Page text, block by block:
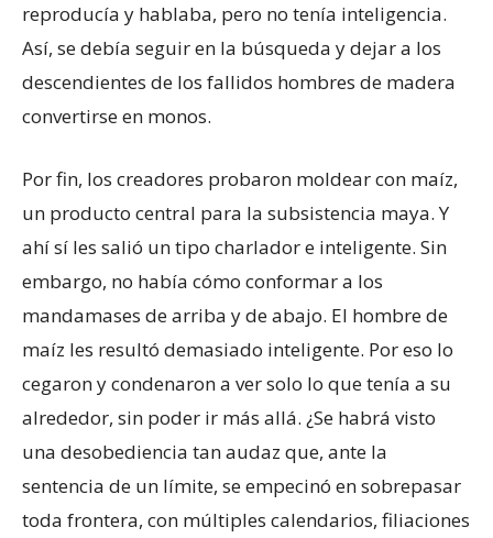
reproducía y hablaba, pero no tenía inteligencia.
Así, se debía seguir en la búsqueda y dejar a los
descendientes de los fallidos hombres de madera
convertirse en monos.
Por fin, los creadores probaron moldear con maíz,
un producto central para la subsistencia maya. Y
ahí sí les salió un tipo charlador e inteligente. Sin
embargo, no había cómo conformar a los
mandamases de arriba y de abajo. El hombre de
maíz les resultó demasiado inteligente. Por eso lo
cegaron y condenaron a ver solo lo que tenía a su
alrededor, sin poder ir más allá. ¿Se habrá visto
una desobediencia tan audaz que, ante la
sentencia de un límite, se empecinó en sobrepasar
toda frontera, con múltiples calendarios, filiaciones